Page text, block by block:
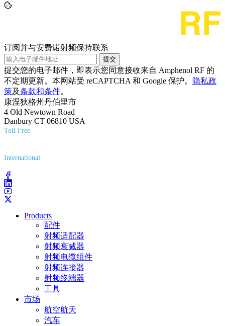
订阅并与安费诺射频保持联系
提交
提交您的电子邮件，即表示您同意接收来自 Amphenol RF 的
不定期更新。本网站受 reCAPTCHA 和 Google 保护。
隐私政
策及条款和条件。
康涅狄格州丹伯里市
4 Old Newtown Road
Danbury CT 06810 USA
Toll Free
International
Products
配件
射频适配器
射频衰减器
射频电缆组件
射频连接器
射频终端器
工具
市场
航空航天
汽车